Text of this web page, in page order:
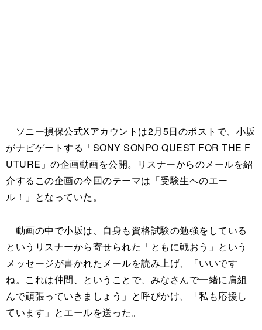
ソニー損保公式Xアカウントは2月5日のポストで、小坂
がナビゲートする「SONY SONPO QUEST FOR THE F
UTURE」の企画動画を公開。リスナーからのメールを紹
介するこの企画の今回のテーマは「受験生へのエー
ル！」となっていた。
動画の中で小坂は、自身も資格試験の勉強をしている
というリスナーから寄せられた「ともに戦おう」という
メッセージが書かれたメールを読み上げ、「いいです
ね。これは仲間、ということで、みなさんで一緒に肩組
んで頑張っていきましょう」と呼びかけ、「私も応援し
ています」とエールを送った。